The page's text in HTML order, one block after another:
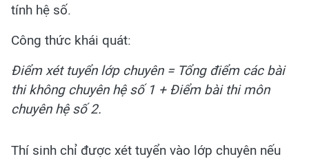
tính hệ số.
Công thức khái quát:
Điểm xét tuyển lớp chuyên = Tổng điểm các bài
thi không chuyên hệ số 1 + Điểm bài thi môn
chuyên hệ số 2.
Thí sinh chỉ được xét tuyển vào lớp chuyên nếu